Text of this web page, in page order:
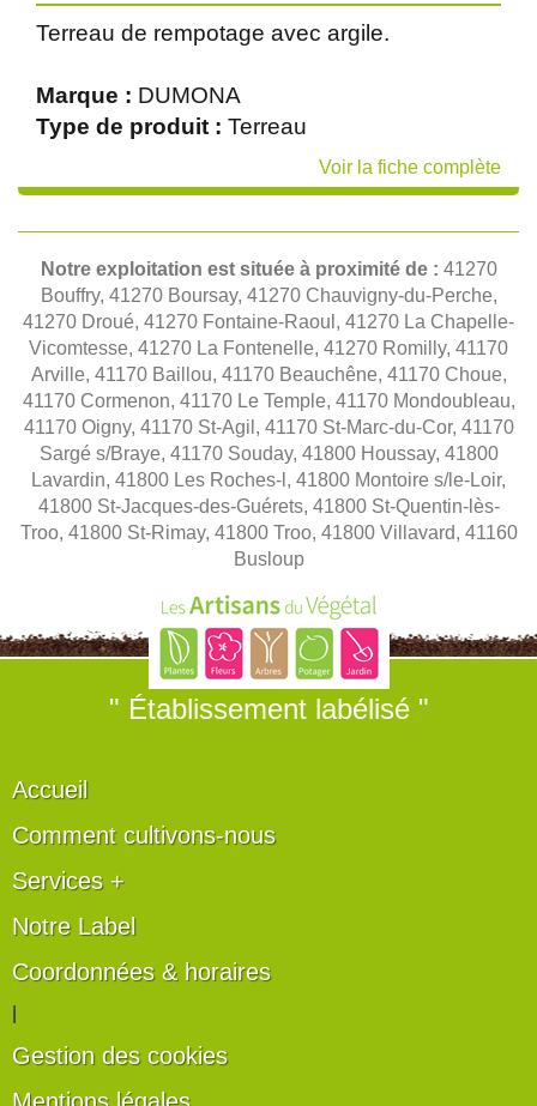
Terreau de rempotage avec argile.
Marque : DUMONA
Type de produit : Terreau
Voir la fiche complète
Notre exploitation est située à proximité de : 41270
Bouffry, 41270 Boursay, 41270 Chauvigny-du-Perche,
41270 Droué, 41270 Fontaine-Raoul, 41270 La Chapelle-
Vicomtesse, 41270 La Fontenelle, 41270 Romilly, 41170
Arville, 41170 Baillou, 41170 Beauchêne, 41170 Choue,
41170 Cormenon, 41170 Le Temple, 41170 Mondoubleau,
41170 Oigny, 41170 St-Agil, 41170 St-Marc-du-Cor, 41170
Sargé s/Braye, 41170 Souday, 41800 Houssay, 41800
Lavardin, 41800 Les Roches-l, 41800 Montoire s/le-Loir,
41800 St-Jacques-des-Guérets, 41800 St-Quentin-lès-
Troo, 41800 St-Rimay, 41800 Troo, 41800 Villavard, 41160
Busloup
" Établissement labélisé "
Accueil
Comment cultivons-nous
Services +
Notre Label
Coordonnées & horaires
Gestion des cookies